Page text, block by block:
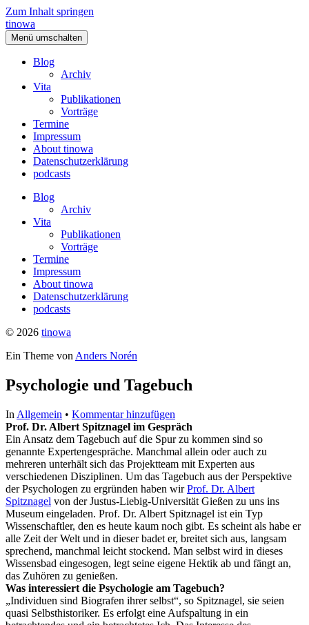
Zum Inhalt springen
tinowa
Menü umschalten
Blog
Archiv
Vita
Publikationen
Vorträge
Termine
Impressum
About tinowa
Datenschutzerklärung
podcasts
Blog
Archiv
Vita
Publikationen
Vorträge
Termine
Impressum
About tinowa
Datenschutzerklärung
podcasts
© 2026 tinowa
Ein Theme von Anders Norén
Psychologie und Tagebuch
In Allgemein • Kommentar hinzufügen
Prof. Dr. Albert Spitznagel im Gespräch
Ein Ansatz dem Tagebuch auf die Spur zu kommen sind so
genannte Expertengespräche. Manchmal allein oder auch zu
mehreren unterhält sich das Projektteam mit Experten aus
verschiedenen Disziplinen. Um das Tagebuch aus der Perspektive
der Psychologen zu ergründen haben wirProf. Dr. Albert
Spitznagel von der Justus-Liebig-Universität Gießen zu uns ins
Museum eingeladen. Prof. Dr. Albert Spitznagel ist ein Typ
Wissenschaftler, den es heute kaum noch gibt. Es scheint als habe er
alle Zeit der Welt und in dieser badet er, breitet sich aus, langsam
sprechend, manchmal leicht stockend. Man selbst wird in dieses
Wissensbad eingesogen, legt seine eigene Hektik ab und fängt an,
das Zuhören zu genießen.
Was interessiert die Psychologie am Tagebuch?
„Individuen sind Biografen ihrer selbst“, so Spitznagel, sie seien
quasi Selbsthistoriker. Es erfolgt eine Aufspaltung in ein